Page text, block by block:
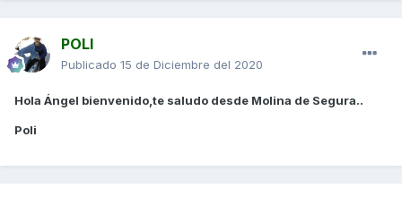
POLI
Publicado 15 de Diciembre del 2020
Hola Ángel bienvenido,te saludo desde Molina de Segura..
Poli